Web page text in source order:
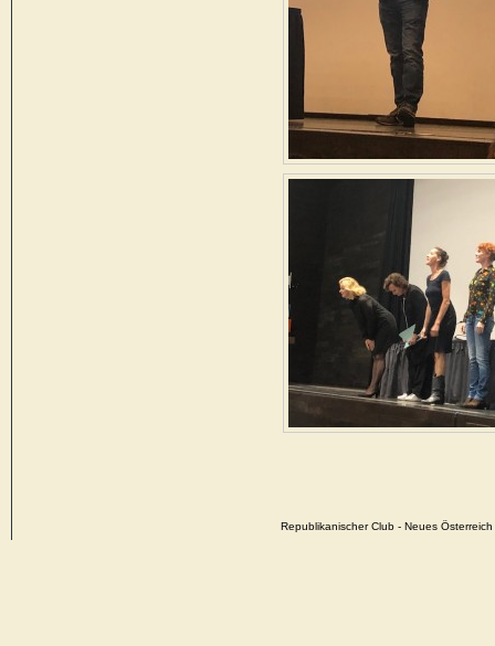
Republikanischer Club - Neues